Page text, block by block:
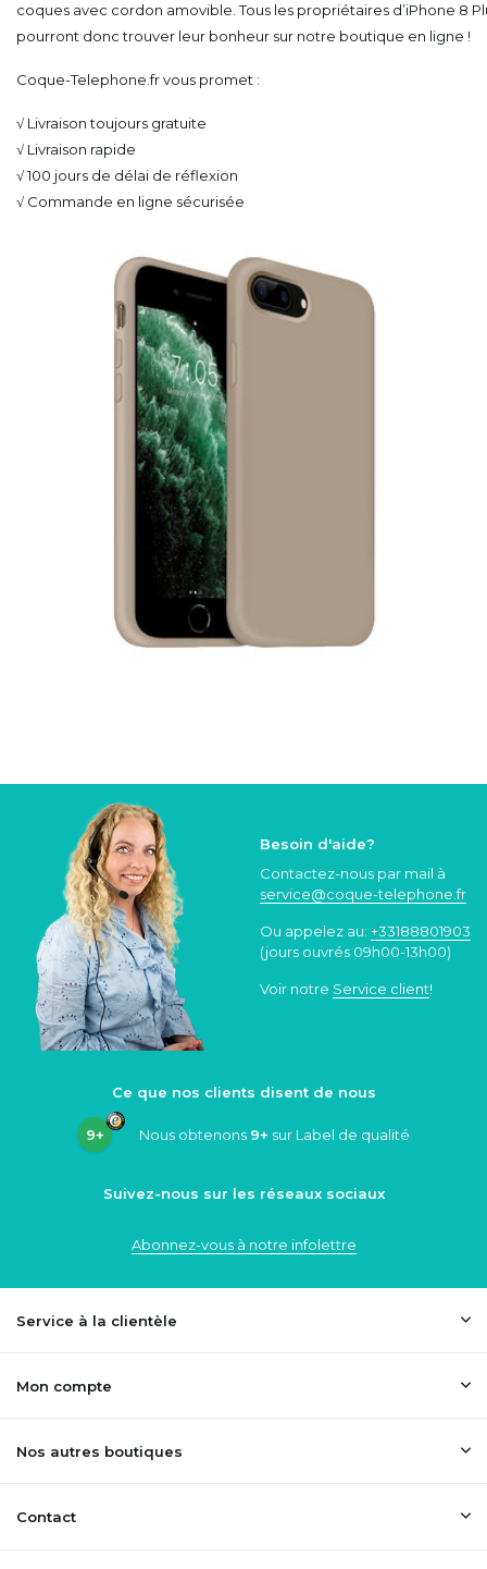
coques avec cordon amovible. Tous les propriétaires d’iPhone 8
pourront donc trouver leur bonheur sur notre boutique en ligne !
Coque-Telephone.fr vous promet :
√ Livraison toujours gratuite
√ Livraison rapide
√ 100 jours de délai de réflexion
√ Commande en ligne sécurisée
Besoin d'aide?
Contactez-nous par mail à
service@coque-telephone.fr
Ou appelez au: +33188801903
(jours ouvrés 09h00-13h00)
Voir notre Service client!
Ce que nos clients disent de nous
9+ Nous obtenons 9+ sur Label de qualité
Suivez-nous sur les réseaux sociaux
Abonnez-vous à notre infolettre
Service à la clientèle
Mon compte
Nos autres boutiques
Contact